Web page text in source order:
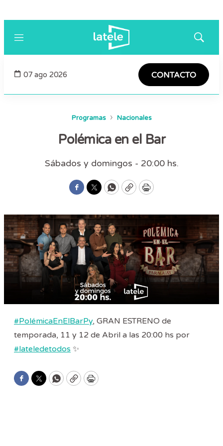
Menú
Mostrar
07 ago 2026 CONTACTO
Programas Nacionales
Polémica en el Bar
Sábados y domingos - 20:00 hs.
Facebook
TwitterWhatsApp
CopyPrint
#PolémicaEnElBarPy, GRAN ESTRENO de
temporada, 11 y 12 de Abril a las 20:00 hs por
#lateledetodos ✨
Facebook
TwitterWhatsApp
CopyPrint